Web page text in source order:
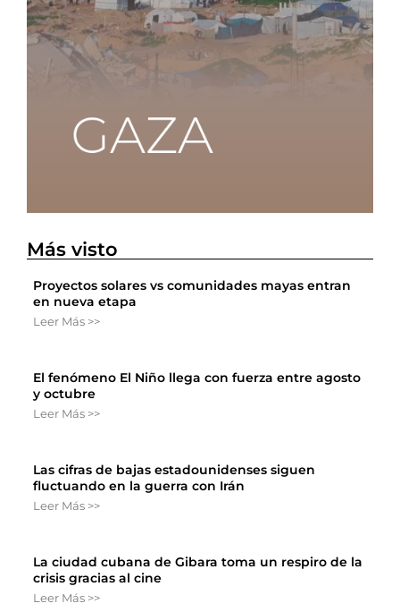
Más visto
Proyectos solares vs comunidades mayas entran
en nueva etapa
Leer Más >>
El fenómeno El Niño llega con fuerza entre agosto
y octubre
Leer Más >>
Las cifras de bajas estadounidenses siguen
fluctuando en la guerra con Irán
Leer Más >>
La ciudad cubana de Gibara toma un respiro de la
crisis gracias al cine
Leer Más >>